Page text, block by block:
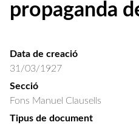
propaganda
Data de creació
31/03/1927
Secció
Fons Manuel Clausells
Tipus de document